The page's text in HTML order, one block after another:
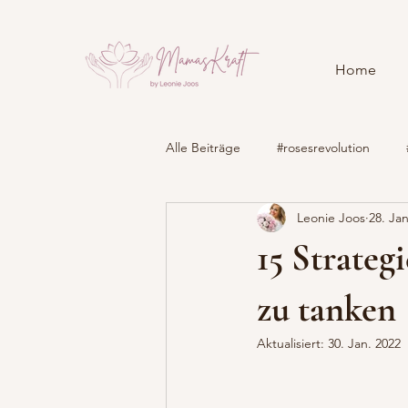
Home
Alle Beiträge #rosesrevolution
Geburtsbericht
M.
15
zu tanken
Leonie Joos 28.
Aktualisiert: 30. Jan. 2022